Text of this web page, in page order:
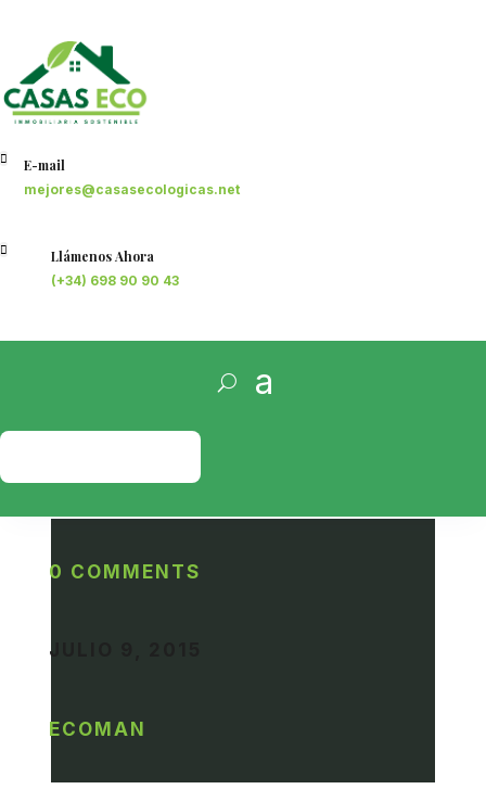
 E-mail
mejores@casasecologicas.net
 Llámenos Ahora
(+34) 698 90 90 43
PRESUPUESTO
0 COMMENTS
JULIO 9, 2015
ECOMAN